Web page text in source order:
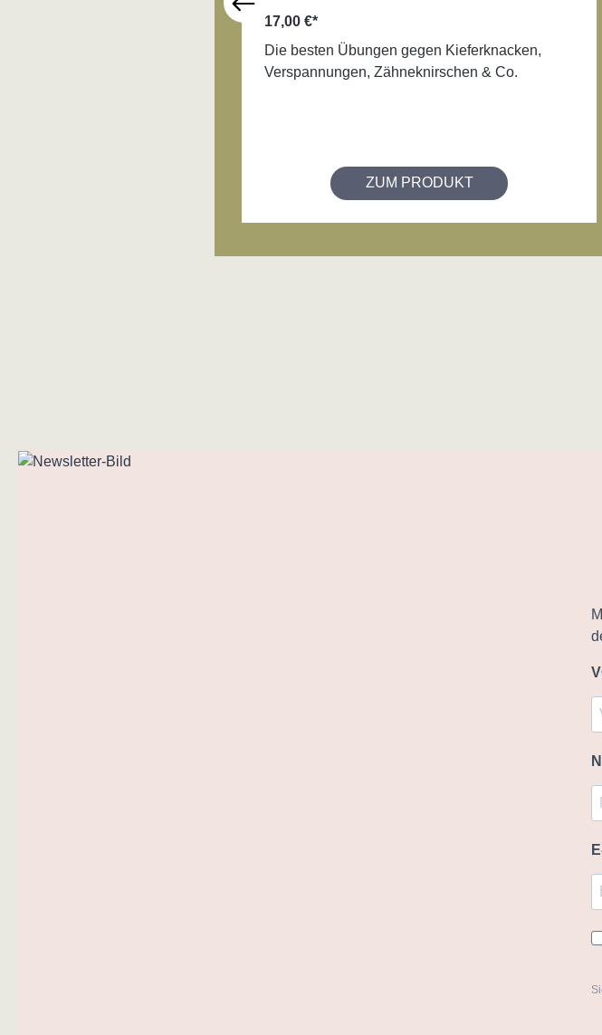
17,00 €*
Die besten Übungen gegen Kieferknacken,
Verspannungen, Zähneknirschen & Co.
ZUM PRODUKT